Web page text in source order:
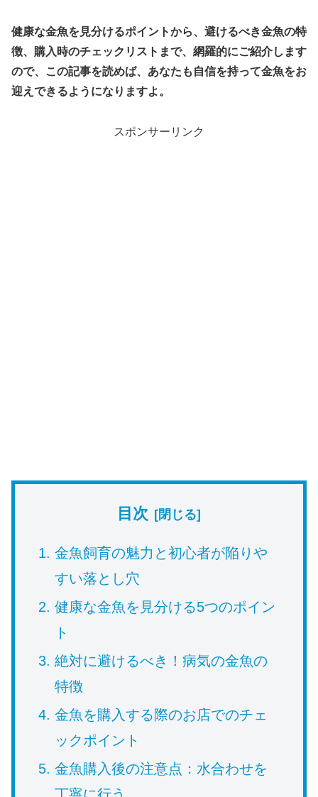
健康な金魚を見分けるポイントから、避けるべき金魚の特
徴、購入時のチェックリストまで、網羅的にご紹介します
ので、この記事を読めば、あなたも自信を持って金魚をお
迎えできるようになりますよ。
スポンサーリンク
目次
金魚飼育の魅力と初心者が陥りや
すい落とし穴
健康な金魚を見分ける5つのポイン
ト
絶対に避けるべき！病気の金魚の
特徴
金魚を購入する際のお店でのチェ
ックポイント
金魚購入後の注意点：水合わせを